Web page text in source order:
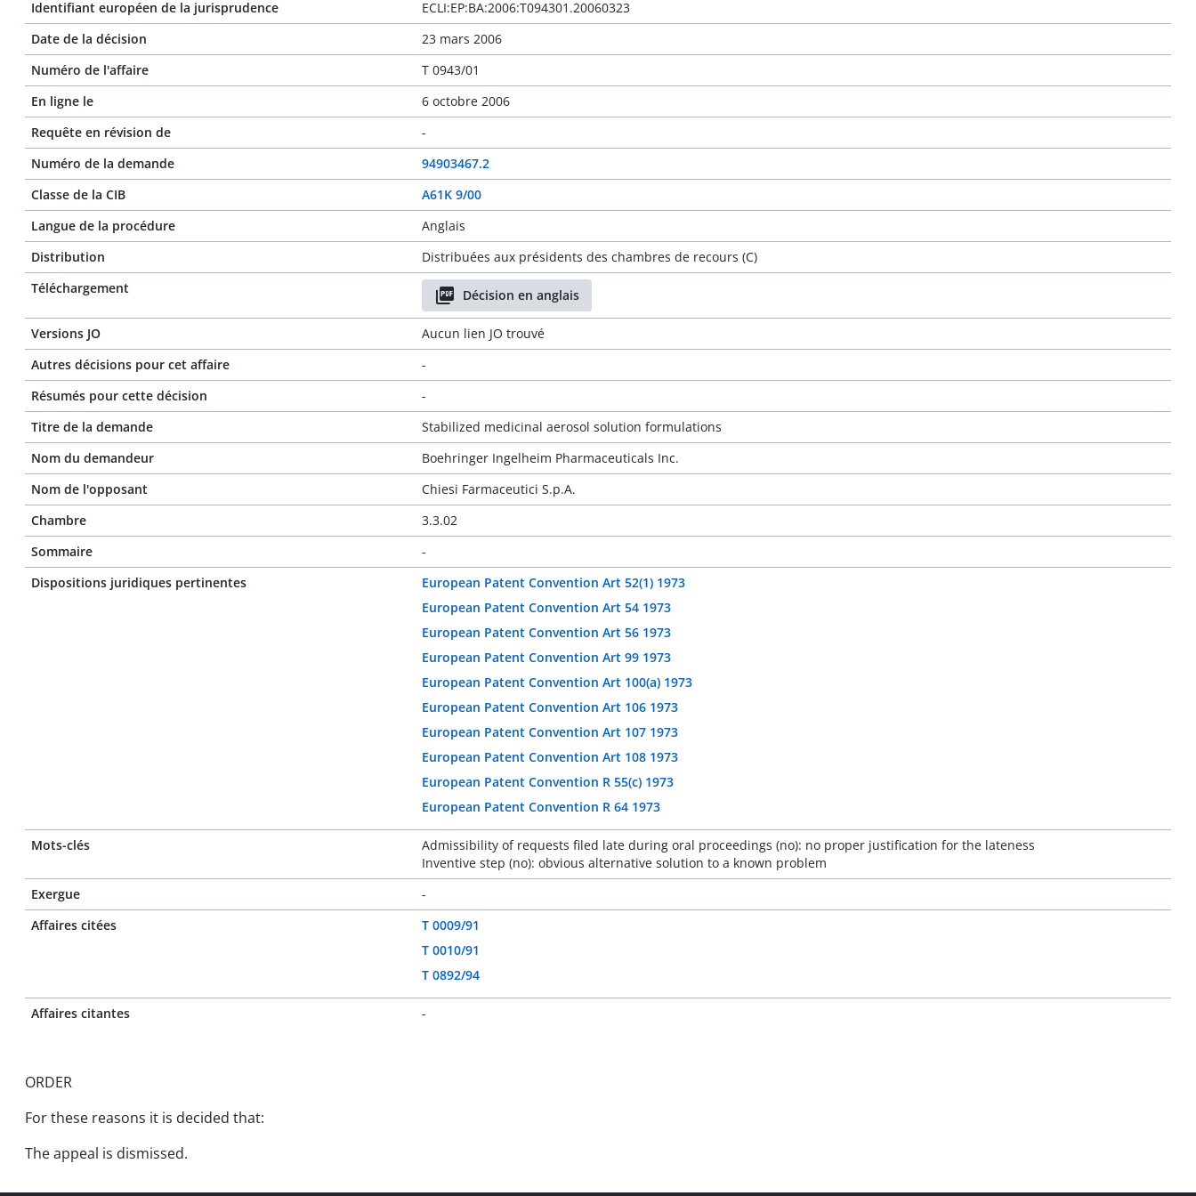
Identifiant européen de la jurisprudence
ECLI:EP:BA:2006:T094301.20060323
Date de la décision
23 mars 2006
Numéro de l'affaire
T 0943/01
En ligne le
6 octobre 2006
Requête en révision de
-
Numéro de la demande
94903467.2
Classe de la CIB
A61K 9/00
Langue de la procédure
Anglais
Distribution
Distribuées aux présidents des chambres de recours (C)
Téléchargement
Décision en anglais
Versions JO
Aucun lien JO trouvé
Autres décisions pour cet affaire
-
Résumés pour cette décision
-
Titre de la demande
Stabilized medicinal aerosol solution formulations
Nom du demandeur
Boehringer Ingelheim Pharmaceuticals Inc.
Nom de l'opposant
Chiesi Farmaceutici S.p.A.
Chambre
3.3.02
Sommaire
-
Dispositions juridiques pertinentes
European Patent Convention Art 52(1) 1973
European Patent Convention Art 54 1973
European Patent Convention Art 56 1973
European Patent Convention Art 99 1973
European Patent Convention Art 100(a) 1973
European Patent Convention Art 106 1973
European Patent Convention Art 107 1973
European Patent Convention Art 108 1973
European Patent Convention R 55(c) 1973
European Patent Convention R 64 1973
Mots-clés
Admissibility of requests filed late during oral proceedings (no): no proper justification for the lateness
Inventive step (no): obvious alternative solution to a known problem
Exergue
-
Affaires citées
T 0009/91
T 0010/91
T 0892/94
Affaires citantes -
ORDER
For these reasons it is decided that:
The appeal is dismissed.